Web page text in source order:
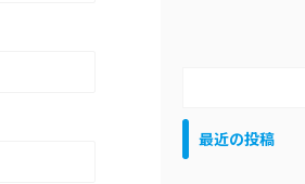
最近の投稿